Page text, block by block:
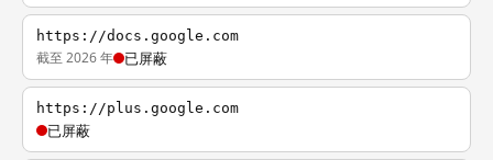
https://docs.google.com
截至 2026 年 已屏蔽
https://plus.google.com
已屏蔽